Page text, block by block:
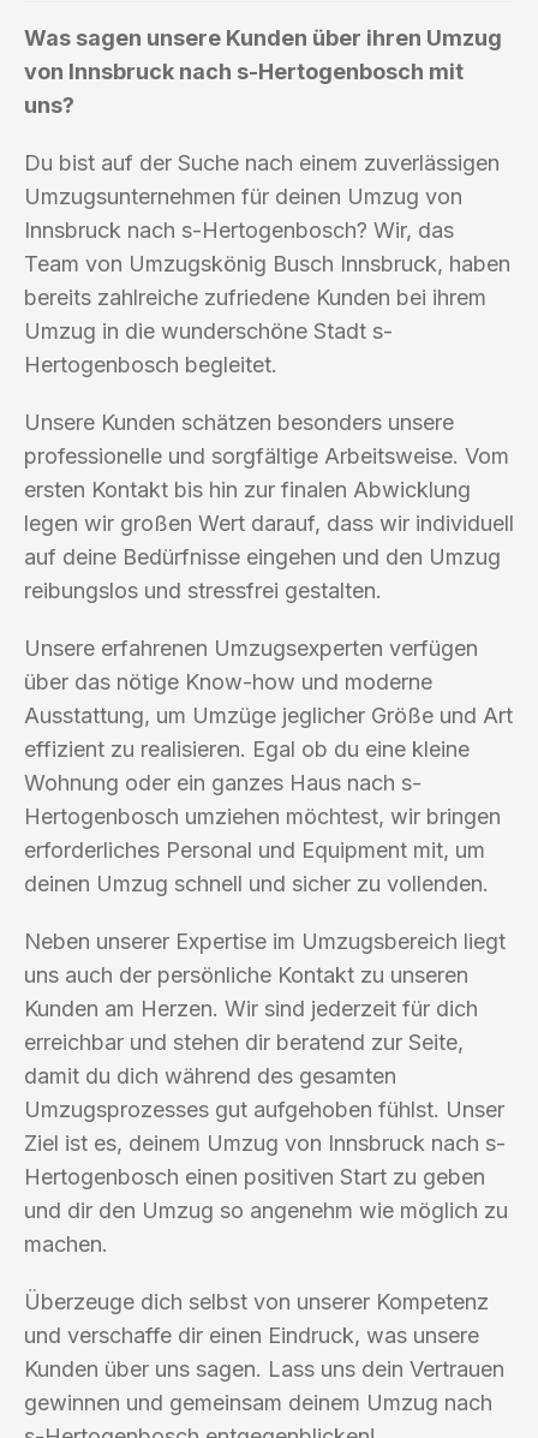
Was sagen unsere Kunden über ihren Umzug
von Innsbruck nach s-Hertogenbosch mit
uns?
Du bist auf der Suche nach einem zuverlässigen
Umzugsunternehmen für deinen Umzug von
Innsbruck nach s-Hertogenbosch? Wir, das
Team von Umzugskönig Busch Innsbruck, haben
bereits zahlreiche zufriedene Kunden bei ihrem
Umzug in die wunderschöne Stadt s-
Hertogenbosch begleitet.
Unsere Kunden schätzen besonders unsere
professionelle und sorgfältige Arbeitsweise. Vom
ersten Kontakt bis hin zur finalen Abwicklung
legen wir großen Wert darauf, dass wir individuell
auf deine Bedürfnisse eingehen und den Umzug
reibungslos und stressfrei gestalten.
Unsere erfahrenen Umzugsexperten verfügen
über das nötige Know-how und moderne
Ausstattung, um Umzüge jeglicher Größe und Art
effizient zu realisieren. Egal ob du eine kleine
Wohnung oder ein ganzes Haus nach s-
Hertogenbosch umziehen möchtest, wir bringen
erforderliches Personal und Equipment mit, um
deinen Umzug schnell und sicher zu vollenden.
Neben unserer Expertise im Umzugsbereich liegt
uns auch der persönliche Kontakt zu unseren
Kunden am Herzen. Wir sind jederzeit für dich
erreichbar und stehen dir beratend zur Seite,
damit du dich während des gesamten
Umzugsprozesses gut aufgehoben fühlst. Unser
Ziel ist es, deinem Umzug von Innsbruck nach s-
Hertogenbosch einen positiven Start zu geben
und dir den Umzug so angenehm wie möglich zu
machen.
Überzeuge dich selbst von unserer Kompetenz
und verschaffe dir einen Eindruck, was unsere
Kunden über uns sagen. Lass uns dein Vertrauen
gewinnen und gemeinsam deinem Umzug nach